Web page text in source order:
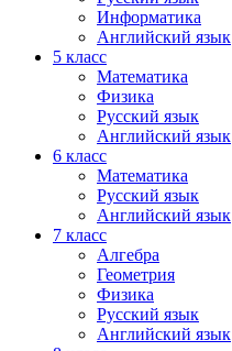
Информатика
Английский язык
5 класс
Математика
Физика
Русский язык
Английский язык
6 класс
Математика
Русский язык
Английский язык
7 класс
Алгебра
Геометрия
Физика
Русский язык
Английский язык